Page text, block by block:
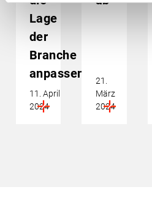
Lage
der
Branche
anpassen
11. April
2024
21.
März
2024